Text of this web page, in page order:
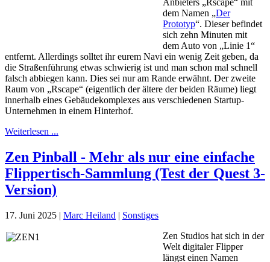
dem Namen „Der
Prototyp“. Dieser befindet
sich zehn Minuten mit
dem Auto von „Linie 1“
entfernt. Allerdings solltet ihr eurem Navi ein wenig Zeit geben, da
die Straßenführung etwas schwierig ist und man schon mal schnell
falsch abbiegen kann. Dies sei nur am Rande erwähnt. Der zweite
Raum von „Rscape“ (eigentlich der ältere der beiden Räume) liegt
innerhalb eines Gebäudekomplexes aus verschiedenen Startup-
Unternehmen in einem Hinterhof.
Weiterlesen ...
Zen Pinball - Mehr als nur eine einfache
Flippertisch-Sammlung (Test der Quest 3-
Version)
17. Juni 2025 | Marc Heiland | Sonstiges
Zen Studios hat sich in der
Welt digitaler Flipper
längst einen Namen